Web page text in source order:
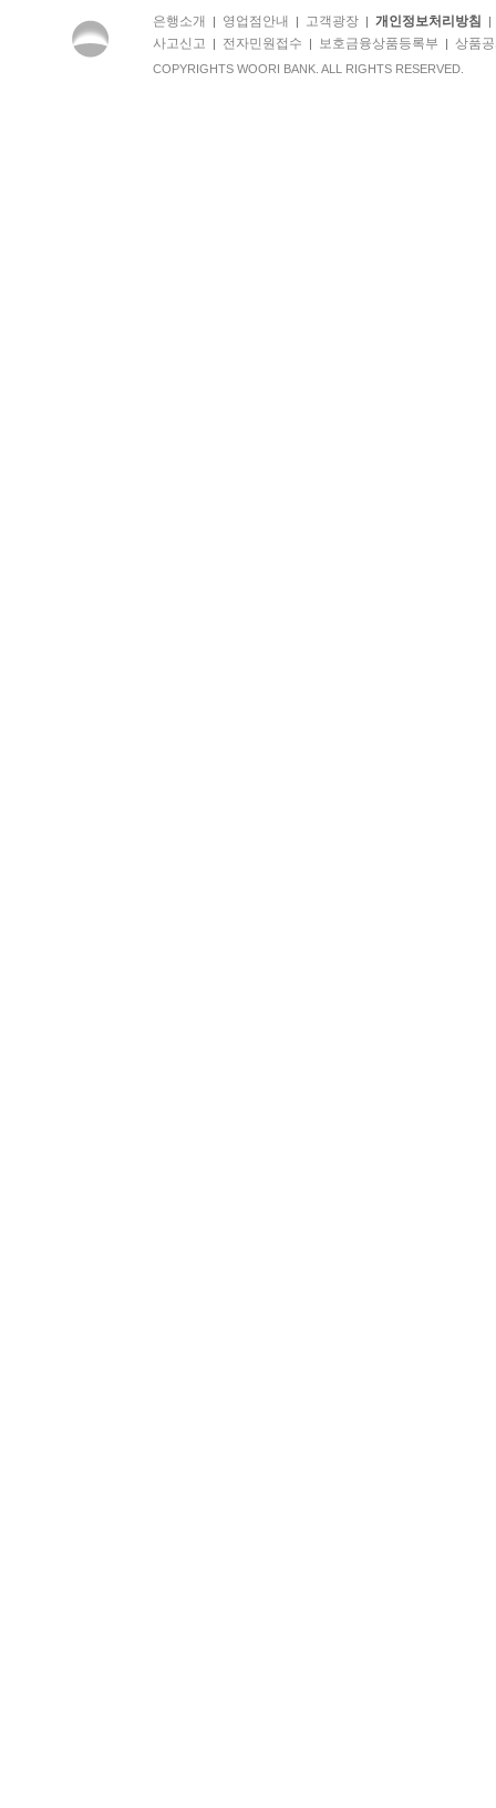
은행소개 | 영업점안내 | 고객광장| 개인정보처리방침
사고신고 | 전자민원접수 | 보호금융상품등록부 | 상품
COPYRIGHTS WOORI BANK. ALL RIGHTS RESERVED.